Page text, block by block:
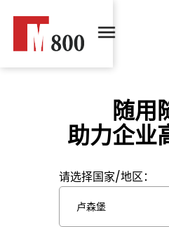
随用
助力企业
请选择国家/地区：
卢森堡